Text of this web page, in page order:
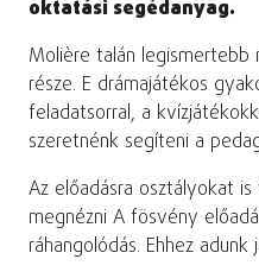
oktatási segédanyag.
Molière talán legismertebb
része. E drámajátékos
feladatsorral, a
szeretnénk segíteni a
Az előadásra osztályokat
megnézni A fösvény
ráhangolódás. Ehhez